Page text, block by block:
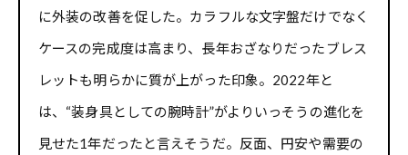
に外装の改善を促した。カラフルな文字盤だけでなく
ケースの完成度は高まり、長年おざなりだったブレス
レットも明らかに質が上がった印象。2022年と
は、“装身具としての腕時計”がよりいっそうの進化を
見せた1年だったと言えそうだ。反面、円安や需要の